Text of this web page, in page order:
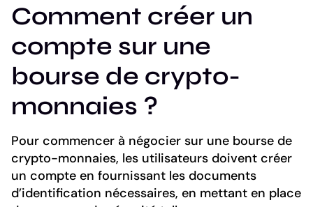
Comment créer un
compte sur une
bourse de crypto-
monnaies ?
Pour commencer à négocier sur une bourse de
crypto-monnaies, les utilisateurs doivent créer
un compte en fournissant les documents
d’identification nécessaires, en mettant en place